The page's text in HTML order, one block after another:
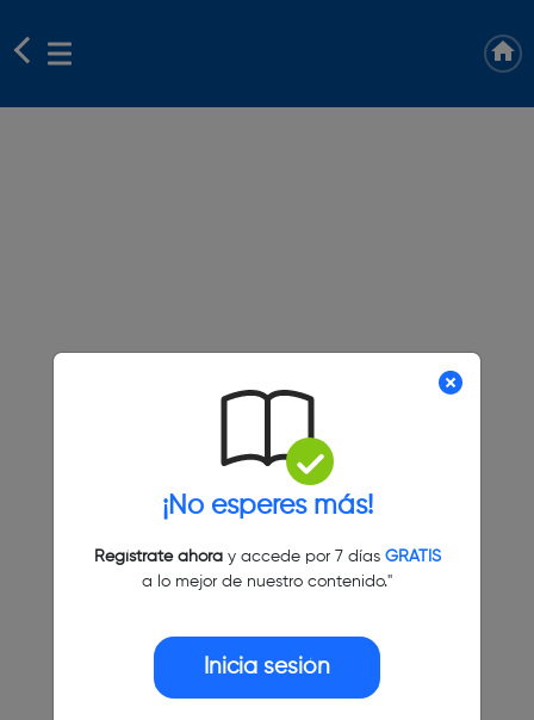
¡No esperes más!
Regístrate ahoray accede por 7 días GRATIS
a lo mejor de nuestro contenido."
Inicia sesión